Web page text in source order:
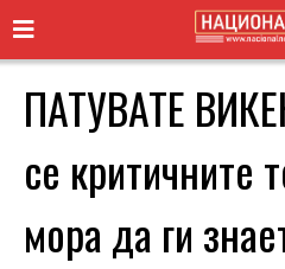
ПАТУВАТЕ
се критичните
мора да ги